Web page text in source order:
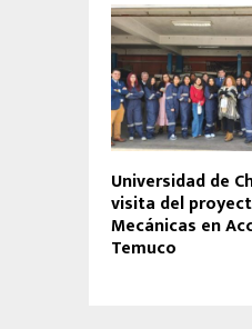
Universidad de
visita del
Mecánicas en
Temuco